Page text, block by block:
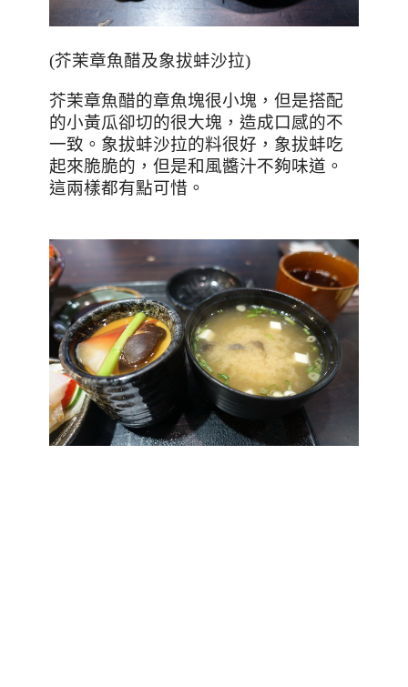
(芥茉章魚醋及象拔蚌沙拉)
芥茉章魚醋的章魚塊很小塊，但是搭配
的小黃瓜卻切的很大塊，造成口感的不
一致。象拔蚌沙拉的料很好，象拔蚌吃
起來脆脆的，但是和風醬汁不夠味道。
這兩樣都有點可惜。